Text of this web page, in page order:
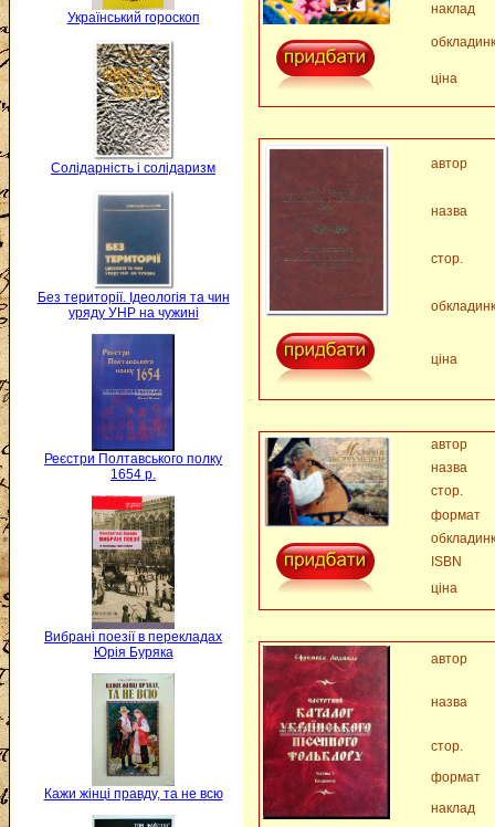
Український гороскоп
Солідарність і солідаризм
Без території. Ідеологія та чин
уряду УНР на чужині
Реєстри Полтавського полку
1654 р.
Вибрані поезії в перекладах
Юрія Буряка
Кажи жінці правду, та не всю
наклад
ціна
автор
назва
стор.
ціна
автор
назва
стор.
формат
ISBN
ціна
автор
назва
стор.
формат
наклад